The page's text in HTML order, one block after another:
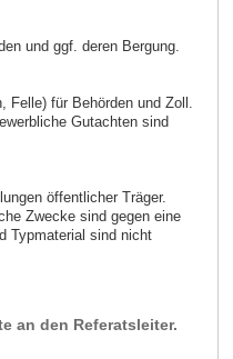
und ggf. deren Bergung.
Felle) für Behörden und Zoll.
Gutachten sind
öffentlicher Träger.
Zwecke sind gegen eine
Typmaterial sind nicht
an den Referatsleiter.